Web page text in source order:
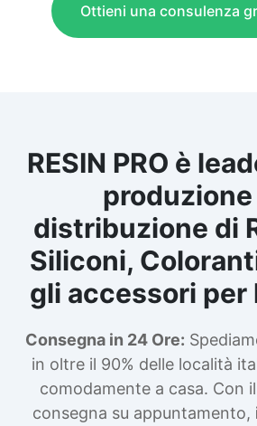
Ottieni una consulenza
RESIN PRO è
produzione
distribuzione di
Siliconi,
gli accessori per
Consegna in 24 Ore:
in oltre il 90% delle località
comodamente a casa. Con
consegna su appuntamento,